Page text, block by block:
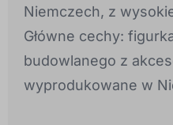
Niemczech, z
Główne cechy:
budowlanego z
wyprodukowane w